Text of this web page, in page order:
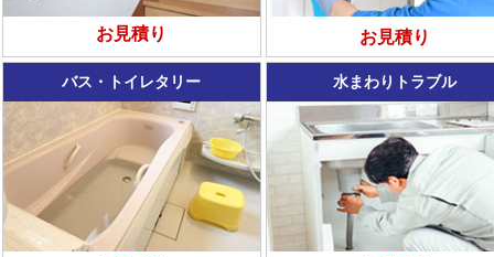
お見積り お見積り
バス・トイレタリー 水まわりトラブル